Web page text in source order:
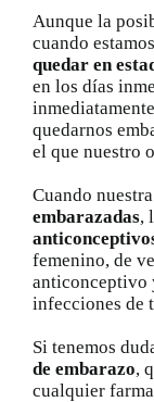
Aunque la
cuando
quedar en
en los días
quedarnos
el que nuestro
Cuando
embarazadas,
femenino, de
anticonceptivo
infecciones de
Si tenemos
de embarazo,
cualquier